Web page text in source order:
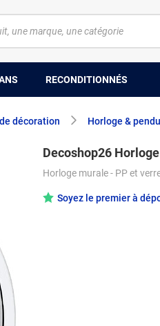
RECONDITIONNÉS
décoration Horloge &
Decoshop26
Horloge murale - PP et
Soyez le premier à